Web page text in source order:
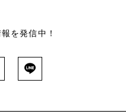
を発信中！